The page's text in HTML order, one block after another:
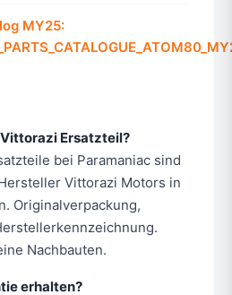
MY25:
Ersatzteil?
bei Paramaniac sind
Vittorazi Motors in
Originalverpackung,
Nachbauten.
erhalten?